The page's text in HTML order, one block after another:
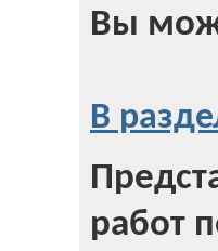
Вы
В
работ